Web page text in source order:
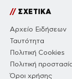
//ΣΧΕΤΙΚΑ
Αρχείο Ειδήσεων
Ταυτότητα
Πολιτική Cookies
Πολιτική
Όροι χρήσης